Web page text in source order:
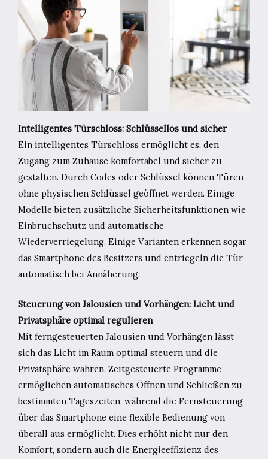
Intelligentes Türschloss: Schlüssellos und sicher
Ein intelligentes Türschloss ermöglicht es, den
Zugang zum Zuhause komfortabel und sicher zu
gestalten. Durch Codes oder Schlüssel können Türen
ohne physischen Schlüssel geöffnet werden. Einige
Modelle bieten zusätzliche Sicherheitsfunktionen wie
Einbruchschutz und automatische
Wiederverriegelung. Einige Varianten erkennen sogar
das Smartphone des Besitzers und entriegeln die Tür
automatisch bei Annäherung.
Steuerung von Jalousien und Vorhängen: Licht und
Privatsphäre optimal regulieren
Mit ferngesteuerten Jalousien und Vorhängen lässt
sich das Licht im Raum optimal steuern und die
Privatsphäre wahren. Zeitgesteuerte Programme
ermöglichen automatisches Öffnen und Schließen zu
bestimmten Tageszeiten, während die Fernsteuerung
über das Smartphone eine flexible Bedienung von
überall aus ermöglicht. Dies erhöht nicht nur den
Komfort, sondern auch die Energieeffizienz des